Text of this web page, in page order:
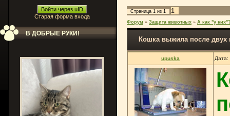
Войти через uID
Старая форма входа
В ДОБРЫЕ РУКИ!
Страница 1 из 1 1
Форум » Защита животных » А как "у
Кошка выжила после
upuska